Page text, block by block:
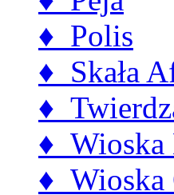
♦ Polis
♦ Skała
♦
♦ Wioska
♦ Wioska